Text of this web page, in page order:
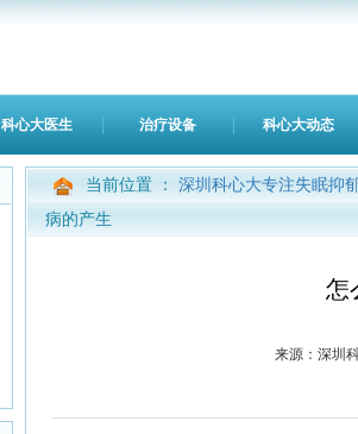
科心大医生 治疗设备 科心大动态
当前位置 ： 深圳科心大专注失眠抑
病的产生
怎
来源：深圳